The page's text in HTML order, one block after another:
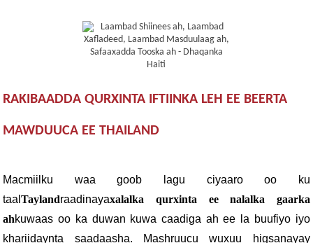
RAKIBAADDA QURXINTA IFTIINKA LEH EE BEERTA
MAWDUUCA EE THAILAND
Macmiilku waa goob lagu ciyaaro oo ku
taalTaylandraadinayaxalalka qurxinta ee nalalka gaarka
ahkuwaas oo ka duwan kuwa caadiga ah ee la buufiyo iyo
khariidaynta saadaasha. Mashruucu wuxuu higsanayay